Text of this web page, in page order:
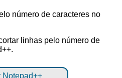
linhas pelo número de
Notepad++